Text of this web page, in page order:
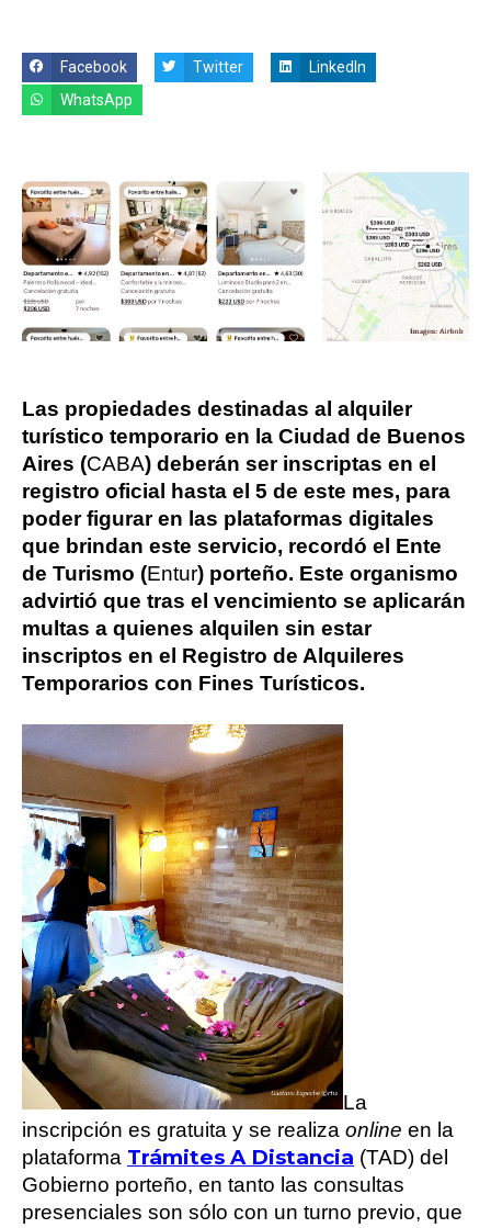
Facebook Twitter
LinkedIn
WhatsApp
Las propiedades destinadas al alquiler
turístico temporario en la Ciudad de Buenos
Aires (CABA) deberán ser inscriptas en el
registro oficial hasta el 5 de este mes, para
poder figurar en las plataformas digitales
que brindan este servicio, recordó el Ente
de Turismo (Entur) porteño. Este organismo
advirtió que tras el vencimiento se aplicarán
multas a quienes alquilen sin estar
inscriptos en el Registro de Alquileres
Temporarios con Fines Turísticos.
La
inscripción es gratuita y se realiza online en la
plataforma Trámites A Distancia (TAD) del
Gobierno porteño, en tanto las consultas
presenciales son sólo con un turno previo, que